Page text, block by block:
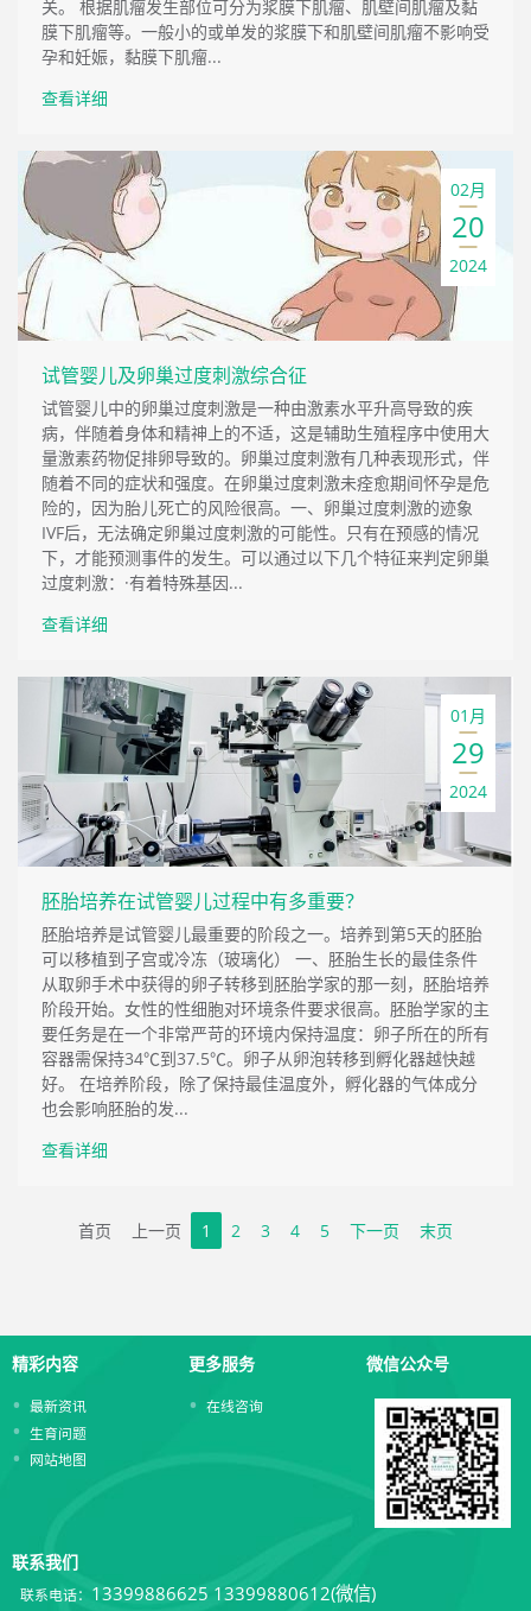
关。 根据肌瘤发生部位可分为浆膜下肌瘤、肌壁间肌瘤及黏
膜下肌瘤等。一般小的或单发的浆膜下和肌壁间肌瘤不影响受
孕和妊娠，黏膜下肌瘤...
查看详细
02月
20
2024
试管婴儿及卵巢过度刺激综合征
试管婴儿中的卵巢过度刺激是一种由激素水平升高导致的疾
病，伴随着身体和精神上的不适，这是辅助生殖程序中使用大
量激素药物促排卵导致的。卵巢过度刺激有几种表现形式，伴
随着不同的症状和强度。在卵巢过度刺激未痊愈期间怀孕是危
险的，因为胎儿死亡的风险很高。一、卵巢过度刺激的迹象
IVF后，无法确定卵巢过度刺激的可能性。只有在预感的情况
下，才能预测事件的发生。可以通过以下几个特征来判定卵巢
过度刺激：·有着特殊基因...
查看详细
01月
29
2024
胚胎培养在试管婴儿过程中有多重要？
胚胎培养是试管婴儿最重要的阶段之一。培养到第5天的胚胎
可以移植到子宫或冷冻（玻璃化） 一、胚胎生长的最佳条件
从取卵手术中获得的卵子转移到胚胎学家的那一刻，胚胎培养
阶段开始。女性的性细胞对环境条件要求很高。胚胎学家的主
要任务是在一个非常严苛的环境内保持温度：卵子所在的所有
容器需保持34℃到37.5℃。卵子从卵泡转移到孵化器越快越
好。 在培养阶段，除了保持最佳温度外，孵化器的气体成分
也会影响胚胎的发...
查看详细
首页 上一页 1 2 3 4 5 下一页 末页
精彩内容
最新资讯
生育问题
网站地图
更多服务
在线咨询
微信公众号
联系我们
联系电话： 13399886625 13399880612(微信)